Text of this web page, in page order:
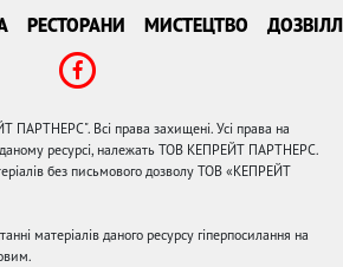
РЕСТОРАНИ МИСТЕЦТВО
Всі права захищені. Усі права на
даному ресурсі, належать ТОВ КЕПРЕЙТ ПАРТНЕРС.
без письмового дозволу ТОВ «КЕПРЕЙТ
матеріалів даного ресурсу гіперпосилання на